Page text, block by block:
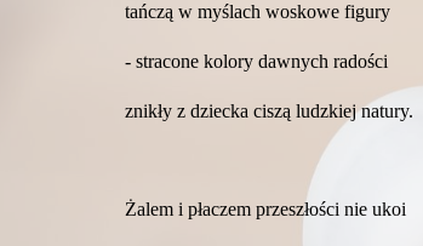
tańczą w myślach woskowe figury
- stracone kolory dawnych radości
znikły z dziecka ciszą ludzkiej natury.
Żalem i płaczem przeszłości nie ukoi